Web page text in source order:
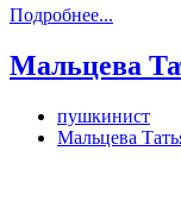
Подробнее...
Мальцева
пушкинист
Мальцева